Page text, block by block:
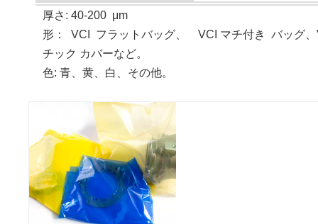
厚さ: 40-200 μm
形 ： VCI フラットバッグ、 VCI マチ付き バッグ、
チック カバーなど。
色: 青、黄、白、その他。